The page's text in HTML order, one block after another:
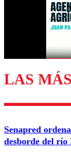
LAS
Senapred
desborde del río